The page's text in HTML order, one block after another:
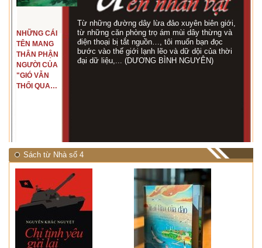
NHỮNG CÁI
TÊN MANG
THÂN PHẬN
NGƯỜI CỦA
"GIÓ VẪN
THỔI QUA
Từ những đường dây lừa đảo xuyên biên giới,
từ những căn phòng trọ ám mùi dây thừng và
điện thoại bị tắt nguồn…, tôi muốn bạn đọc
bước vào thế giới lạnh lẽo và dữ dội của thời
đại dữ liệu,... (DƯƠNG BÌNH NGUYÊN)
Sách từ Nhà số 4